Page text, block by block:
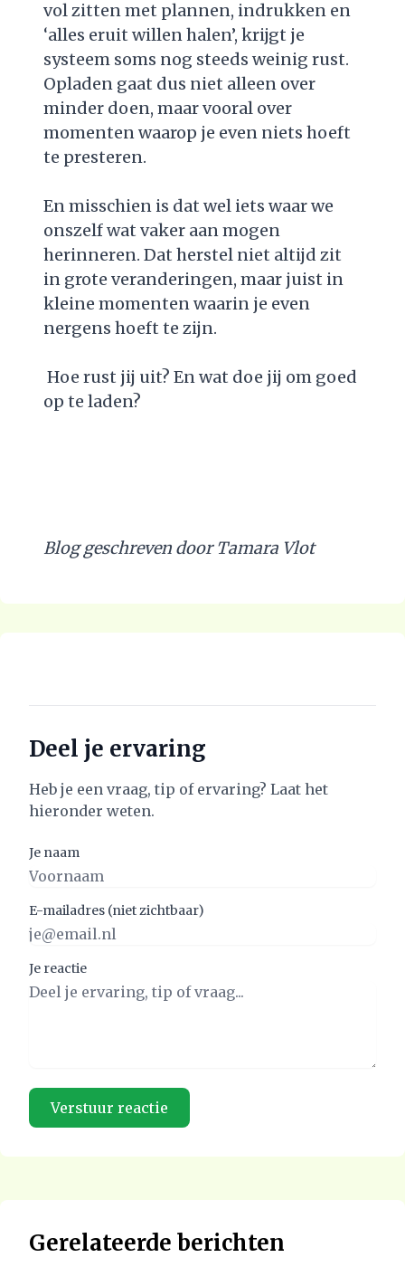
vol zitten met plannen, indrukken en
‘alles eruit willen halen’, krijgt je
systeem soms nog steeds weinig rust.
Opladen gaat dus niet alleen over
minder doen, maar vooral over
momenten waarop je even niets hoeft
te presteren.
En misschien is dat wel iets waar we
onszelf wat vaker aan mogen
herinneren. Dat herstel niet altijd zit
in grote veranderingen, maar juist in
kleine momenten waarin je even
nergens hoeft te zijn.
Hoe rust jij uit? En wat doe jij om goed
op te laden?
Blog geschreven door Tamara Vlot
Deel je ervaring
Heb je een vraag, tip of ervaring? Laat het
hieronder weten.
Je naam
E-mailadres (niet zichtbaar)
Je reactie
Gerelateerde berichten